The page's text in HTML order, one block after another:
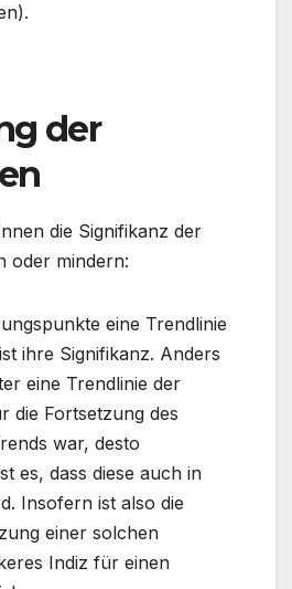
der
die Signifikanz der
oder mindern:
eine Trendlinie
ihre Signifikanz. Anders
eine Trendlinie der
die Fortsetzung des
war, desto
es, dass diese auch in
Insofern ist also die
einer solchen
Indiz für einen